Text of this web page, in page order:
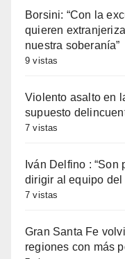
Borsini: “Con la
quieren
nuestra soberanía”
9 vistas
Violento asalto en
supuesto
7 vistas
Iván Delfino :
dirigir al equipo del
7 vistas
Gran Santa Fe
regiones con más